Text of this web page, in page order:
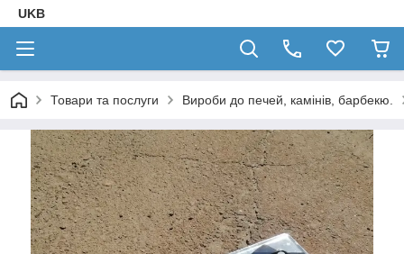
UKB
Товари та послуги Вироби до печей, камінів, барбекю.